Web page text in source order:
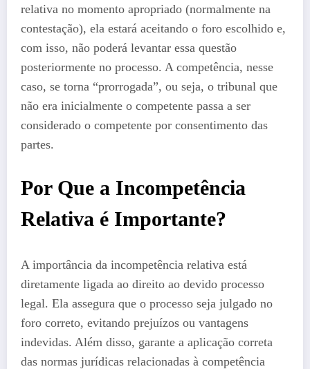
relativa no momento apropriado (normalmente na
contestação), ela estará aceitando o foro escolhido e,
com isso, não poderá levantar essa questão
posteriormente no processo. A competência, nesse
caso, se torna “prorrogada”, ou seja, o tribunal que
não era inicialmente o competente passa a ser
considerado o competente por consentimento das
partes.
Por Que a Incompetência
Relativa é Importante?
A importância da incompetência relativa está
diretamente ligada ao direito ao devido processo
legal. Ela assegura que o processo seja julgado no
foro correto, evitando prejuízos ou vantagens
indevidas. Além disso, garante a aplicação correta
das normas jurídicas relacionadas à competência